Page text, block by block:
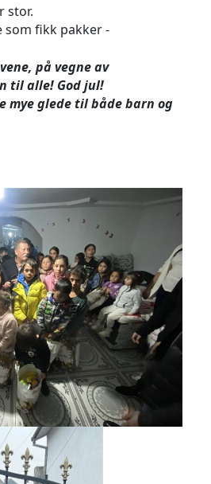
stor.
som fikk pakker -
på vegne av
til alle! God jul!
mye glede til både barn og